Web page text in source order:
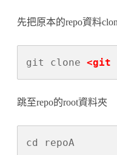
先把原本的repo資料
git clone <git
跳至repo的root資料夾